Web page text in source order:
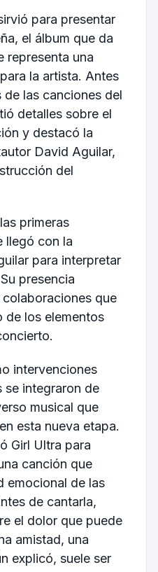
para presentar
el álbum que da
representa una
la artista. Antes
las canciones del
detalles sobre el
y destacó la
David Aguilar,
del
primeras
llegó con la
para interpretar
presencia
que
de los elementos
intervenciones
se integraron de
musical que
esta nueva etapa.
Girl Ultra para
canción que
emocional de las
de cantarla,
el dolor que puede
amistad, una
explicó, suele ser